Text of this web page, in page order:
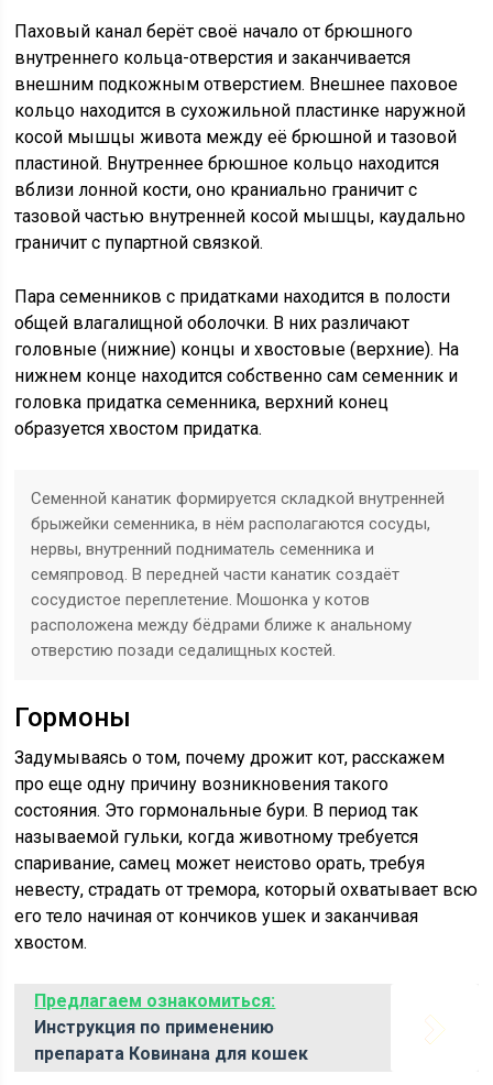
Паховый канал берёт своё начало от брюшного
внутреннего кольца-отверстия и заканчивается
внешним подкожным отверстием. Внешнее паховое
кольцо находится в сухожильной пластинке наружной
косой мышцы живота между её брюшной и тазовой
пластиной. Внутреннее брюшное кольцо находится
вблизи лонной кости, оно краниально граничит с
тазовой частью внутренней косой мышцы, каудально
граничит с пупартной связкой.
Пара семенников с придатками находится в полости
общей влагалищной оболочки. В них различают
головные (нижние) концы и хвостовые (верхние). На
нижнем конце находится собственно сам семенник и
головка придатка семенника, верхний конец
образуется хвостом придатка.
Семенной канатик формируется складкой внутренней
брыжейки семенника, в нём располагаются сосуды,
нервы, внутренний подниматель семенника и
семяпровод. В передней части канатик создаёт
сосудистое переплетение. Мошонка у котов
расположена между бёдрами ближе к анальному
отверстию позади седалищных костей.
Гормоны
Задумываясь о том, почему дрожит кот, расскажем
про еще одну причину возникновения такого
состояния. Это гормональные бури. В период так
называемой гульки, когда животному требуется
спаривание, самец может неистово орать, требуя
невесту, страдать от тремора, который охватывает всю
его тело начиная от кончиков ушек и заканчивая
хвостом.
Предлагаем ознакомиться:
Инструкция по применению
препарата Ковинана для кошек